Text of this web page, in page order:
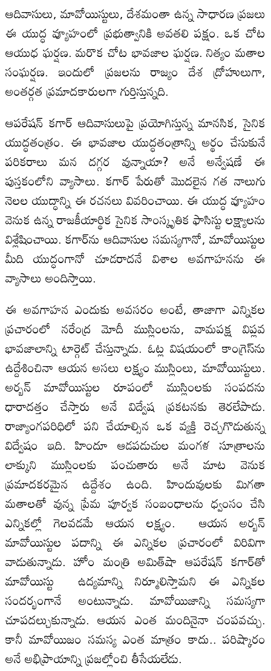
ఆదివాసులు, మావోయిస్టులు, దేశమంతా ఉన్న సాధారణ ప్రజలు
ఈ యుద్ధ వ్యూహంలో ప్రభుత్వానికి అవతలి పక్షం. ఒక చోట
ఆయుధ ఘర్షణ. మరొక చోట భావజాల ఘర్షణ. నిత్యం మతాల
సంఘర్షణ. ఇందులో ప్రజలను రాజ్యం దేశ ద్రోహులుగా,
అంతర్గత ప్రమాదకారులగా గుర్తిస్తున్నది.
ఆపరేషన్‌ కగార్‌ ఆదివాసులుపై ప్రయోగిస్తున్న మానసిక, సైనిక
యుద్ధతంత్రం. ఈ భావజాల యుద్ధతంత్రాన్ని అర్థం చేసుకునే
పరికరాలు మన దగ్గర వున్నాయా? అనే అన్వేషణే ఈ
పుస్తకంలోని వ్యాసాలు. కగార్‌ పేరుతో మొదలైన గత నాలుగు
నెలల యుద్ధాన్ని ఈ రచనలు వివరించాయి. ఈ యుద్ధ వ్యూహం
వెనుక ఉన్న రాజకీయార్థిక సైనిక సాంస్కృతిక ఫాసిస్టు లక్ష్యాలను
విశ్లేషించాయి. కగార్‌ను ఆదివాసుల సమస్యగానో, మావోయిస్టుల
మీది యుద్ధంగానో చూడరాదనే విశాల అవగాహనను ఈ
వ్యాసాలు అందిస్తాయి.
ఈ అవగాహన ఎందుకు అవసరం అంటే, తాజాగా ఎన్నికల
ప్రచారంలో నరేంద్ర మోదీ ముస్లింలను, వామపక్ష విప్లవ
భావజాలాన్ని టార్గెట్‌ చేస్తున్నాడు. ఓట్ల విషయంలో కాంగ్రెస్‌ను
ఉద్దేశించినా ఆయన అసలు లక్ష్యం ముస్లింలు, మావోయిస్టులు.
అర్బన్‌ మావోయిస్టుల రూపంలో ముస్లింలకు సంపదను
ధారాదత్తం చేస్తారు అనే విద్వేష ప్రకటనకు తెరలేపాడు.
రాజ్యాంగపరిధిలో పని చేయాల్సిన ఒక వ్యక్తి రెచ్చగొడుతున్న
విద్వేషం ఇది. హిందూ ఆడపడుచుల మంగళ సూత్రాలను
లాక్కుని ముస్లింలకు పంచుతారు అనే మాట వెనుక
ప్రమాదకరమైన ఉద్దేశం ఉంది. హిందువులకు మిగతా
మతాలతో వున్న ప్రేమ పూర్వక సంబంధాలను ధ్వంసం చేసి
ఎన్నికల్లో గెలవడమే ఆయన లక్ష్యం. ఆయన అర్బన్‌
మావోయిస్టుల పదాన్ని ఈ ఎన్నికల ప్రచారంలో విరివిగా
వాడుతున్నాడు. హోం మంత్రి అమిత్‌షా ఆపరేషన్‌ కగార్‌తో
మావోయిస్టు ఉద్యమాన్ని నిర్మూలిస్తామని ఈ ఎన్నికల
సందర్భంగానే అంటున్నాడు. మావోయిజాన్ని సమస్యగా
చూపదల్చుకున్నాడు. ఆయన ఎంత మందినైనా చంపవచ్చు.
కానీ మావోయిజం సమస్య ఎంత మాత్రం కాదు.. పరిష్కారం
అనే అభిప్రాయాన్ని ప్రజల్లోంచి తీసేయలేడు.